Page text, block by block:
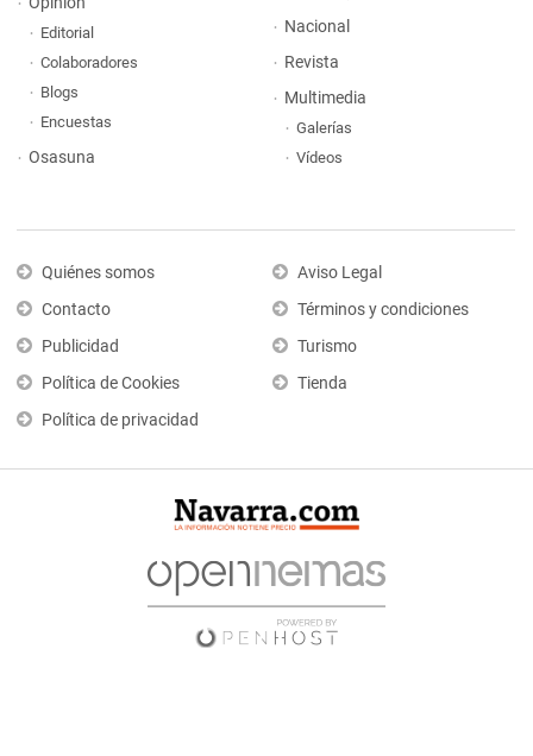
Editorial
Colaboradores
Blogs
Encuestas
Osasuna
Nacional
Revista
Multimedia
Galerías
Vídeos
Quiénes somos
Contacto
Publicidad
Política de Cookies
Política de privacidad
Aviso Legal
Términos y condiciones
Turismo
Tienda